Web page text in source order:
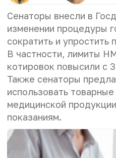
Сенаторы внесли в
изменении процедуры
сократить и упростить
В частности, лимиты
котировок повысили с
Также сенаторы
использовать
медицинской
показаниям.